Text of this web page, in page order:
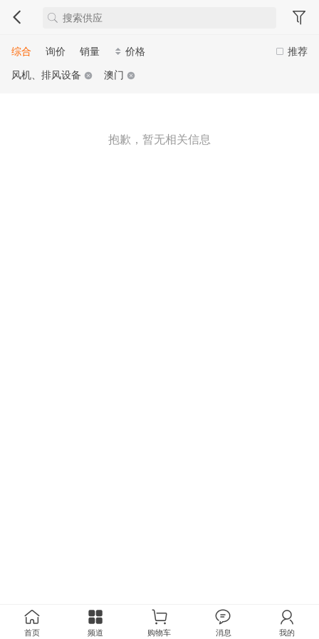
推荐
综合 询价 销量
价格
风机、排风设备
澳门
抱歉，暂无相关信息
首页 频道 购物车 消息 我的